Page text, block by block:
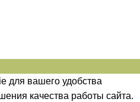
для вашего удобства
качества работы сайта.